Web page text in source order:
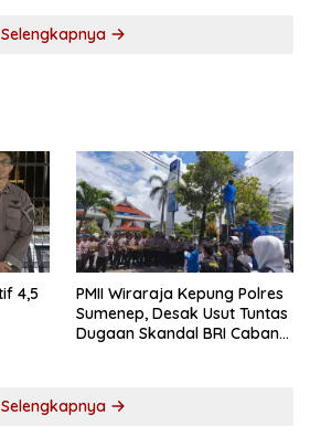
Selengkapnya
4,5
PMII Wiraraja Kepung Polres
Sumenep, Desak Usut Tuntas
Dugaan Skandal BRI Cabang
Selengkapnya